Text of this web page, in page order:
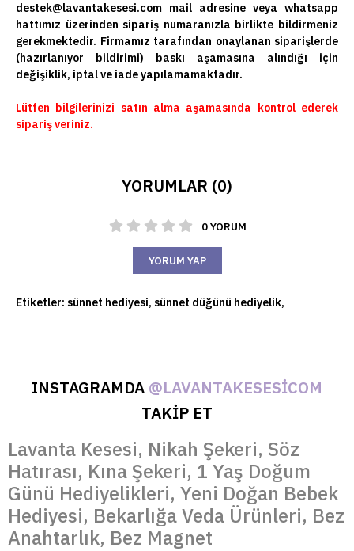
destek@lavantakesesi.com mail adresine veya whatsapp
hattımız üzerinden sipariş numaranızla birlikte bildirmeniz
gerekmektedir. Firmamız tarafından onaylanan siparişlerde
(hazırlanıyor bildirimi) baskı aşamasına alındığı için
değişiklik, iptal ve iade yapılamamaktadır.
Lütfen bilgilerinizi satın alma aşamasında kontrol ederek
sipariş veriniz.
YORUMLAR (0)
0 YORUM
YORUM YAP
Etiketler: sünnet hediyesi, sünnet düğünü hediyelik,
INSTAGRAMDA @LAVANTAKESESICOM
TAKİP ET
Lavanta Kesesi, Nikah Şekeri, Söz
Hatırası, Kına Şekeri, 1 Yaş Doğum
Günü Hediyelikleri, Yeni Doğan Bebek
Hediyesi, Bekarlığa Veda Ürünleri, Bez
Anahtarlık, Bez Magnet